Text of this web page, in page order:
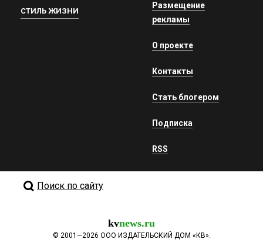
СТИЛЬ ЖИЗНИ
Размещение
рекламы
О проекте
Контакты
Стать блогером
Подписка
RSS
Поиск по сайту
kvnews.ru
© 2001—2026 ООО ИЗДАТЕЛЬСКИЙ ДОМ «КВ».